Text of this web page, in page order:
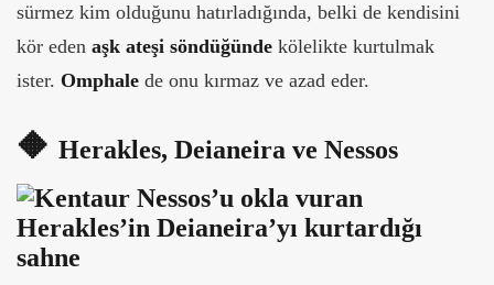
sürmez kim olduğunu hatırladığında, belki de kendisini
kör eden aşk ateşi söndüğünde kölelikte kurtulmak
ister. Omphale de onu kırmaz ve azad eder.
🔶 Herakles, Deianeira ve Nessos